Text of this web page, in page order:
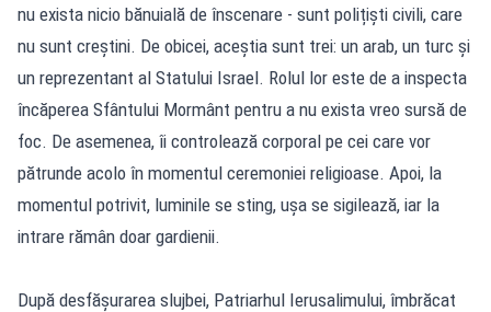
nu exista nicio bănuială de înscenare - sunt polițiști civili, care
nu sunt creștini. De obicei, aceștia sunt trei: un arab, un turc și
un reprezentant al Statului Israel. Rolul lor este de a inspecta
încăperea Sfântului Mormânt pentru a nu exista vreo sursă de
foc. De asemenea, îi controlează corporal pe cei care vor
pătrunde acolo în momentul ceremoniei religioase. Apoi, la
momentul potrivit, luminile se sting, ușa se sigilează, iar la
intrare rămân doar gardienii.
După desfășurarea slujbei, Patriarhul Ierusalimului, îmbrăcat